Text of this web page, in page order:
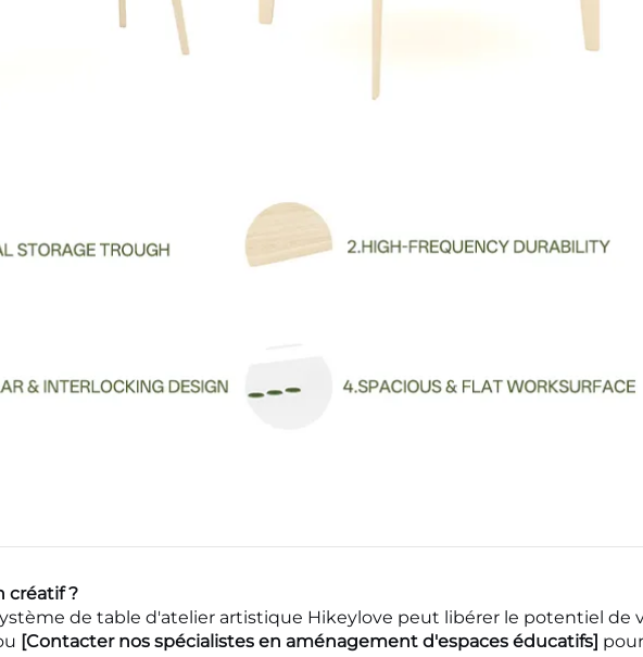
créatif ?
de table d'atelier artistique Hikeylove peut libérer le potentiel de
[Contacter nos spécialistes en aménagement d'espaces éducatifs]